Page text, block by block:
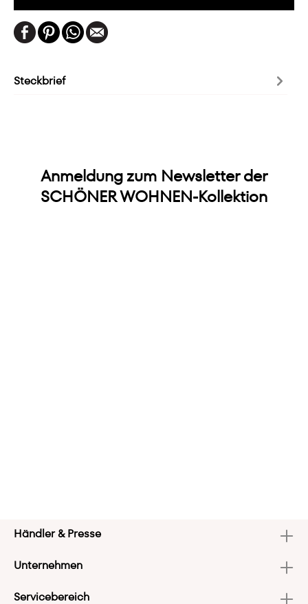
Steckbrief
Anmeldung zum Newsletter der
SCHÖNER WOHNEN-Kollektion
Händler & Presse
Unternehmen
Servicebereich